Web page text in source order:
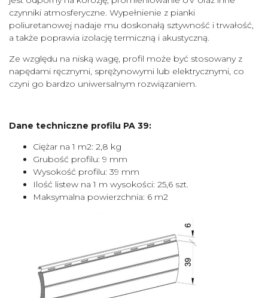
czynniki atmosferyczne. Wypełnienie z pianki
poliuretanowej nadaje mu doskonałą sztywność i trwałość,
a także poprawia izolację termiczną i akustyczną.
Ze względu na niską wagę, profil może być stosowany z
napędami ręcznymi, sprężynowymi lub elektrycznymi, co
czyni go bardzo uniwersalnym rozwiązaniem.
Dane techniczne profilu PA 39:
Ciężar na 1 m2: 2,8 kg
Grubość profilu: 9 mm
Wysokość profilu: 39 mm
Ilość listew na 1 m wysokości: 25,6 szt.
Maksymalna powierzchnia: 6 m2